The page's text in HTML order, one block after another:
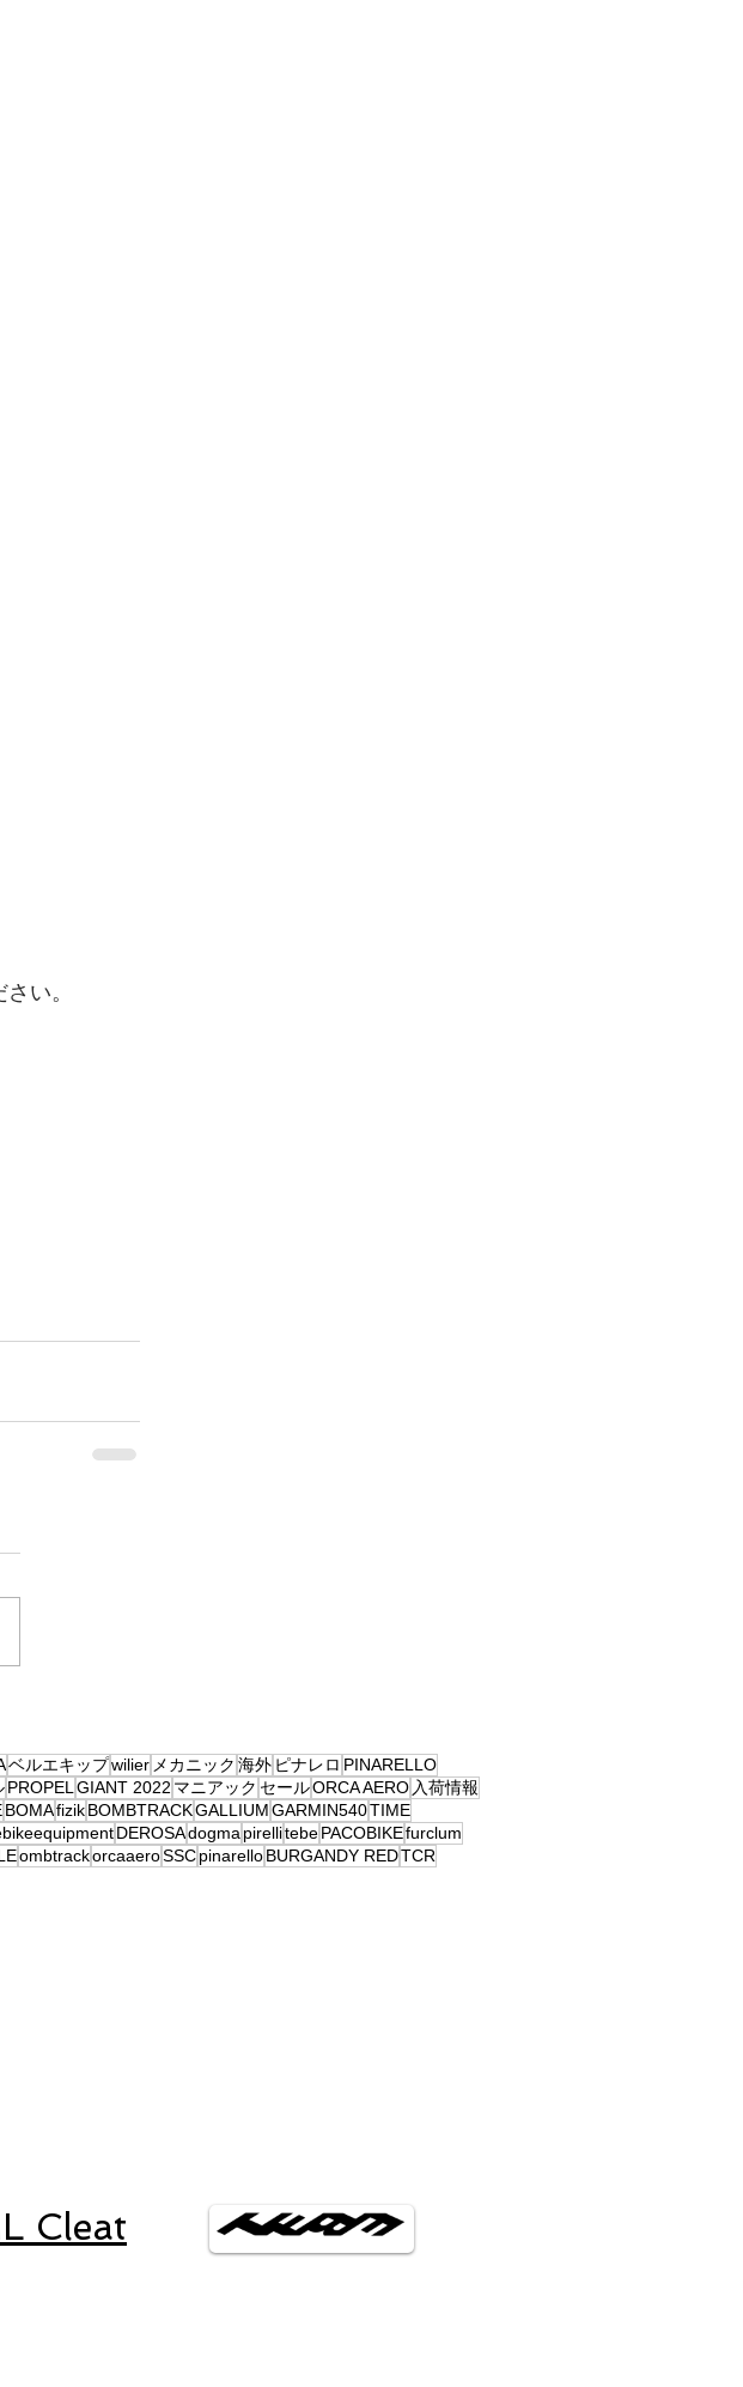
い。
ベルエキップwilier メカニック 海外 ピナレロ PINARELLO
PROPEL GIANT 2022 マニアック セールORCA AERO 入荷情報
BOMAfizikBOMBTRACKGALLIUMGARMIN540TIME
DEROSAdogma pirellitebePACOBIKEfurclum
ombtrackorcaaeroSSCpinarelloBURGANDY REDTCR
Cleat